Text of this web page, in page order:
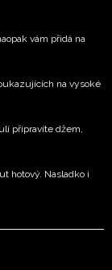
vám přidá na
na vysoké
připravíte džem,
hotový. Nasladko i